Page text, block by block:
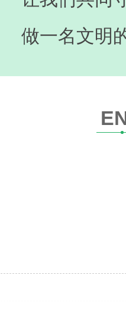
做一名文明